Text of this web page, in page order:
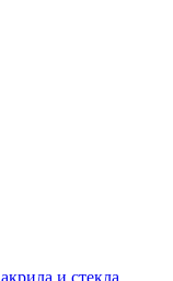
и стекла